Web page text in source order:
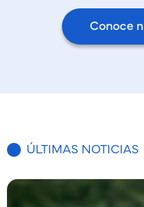
Conoce
ÚLTIMAS NOTICIAS